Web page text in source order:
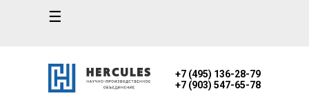
☰
+7 (495) 136-28-79
+7 (903) 547-65-78